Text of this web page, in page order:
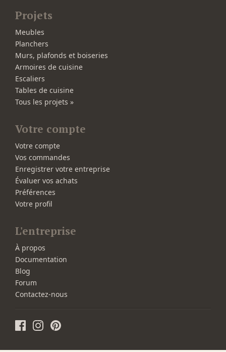
Projets
Meubles
Planchers
Murs, plafonds et boiseries
Armoires de cuisine
Escaliers
Tables de cuisine
Tous les projets »
Votre compte
Votre compte
Vos commandes
Enregistrer votre entreprise
Évaluer vos achats
Préférences
Votre profil
L'entreprise
À propos
Documentation
Blog
Forum
Contactez-nous